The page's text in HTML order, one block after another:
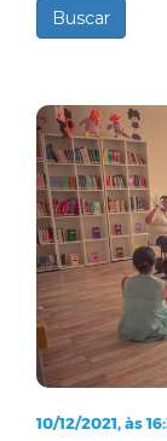
10/12/2021, às